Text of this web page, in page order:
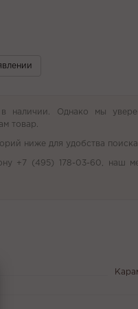
в наличии. Однако мы
товар.
ниже для удобства поиска.
+7 (495) 178-03-60, наш